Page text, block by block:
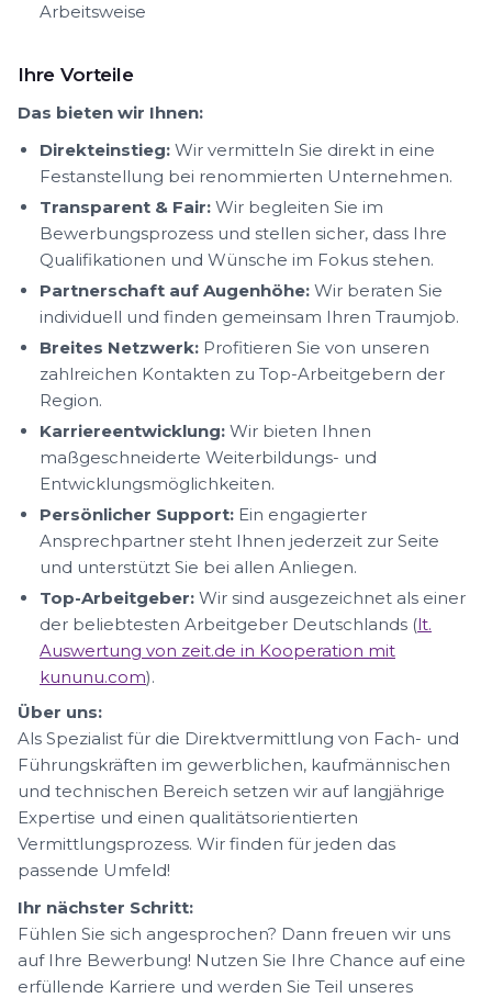
Arbeitsweise
Ihre Vorteile
Das bieten wir Ihnen:
Direkteinstieg: Wir vermitteln Sie direkt in eine
Festanstellung bei renommierten Unternehmen.
Transparent & Fair: Wir begleiten Sie im
Bewerbungsprozess und stellen sicher, dass Ihre
Qualifikationen und Wünsche im Fokus stehen.
Partnerschaft auf Augenhöhe: Wir beraten Sie
individuell und finden gemeinsam Ihren Traumjob.
Breites Netzwerk: Profitieren Sie von unseren
zahlreichen Kontakten zu Top-Arbeitgebern der
Region.
Karriereentwicklung: Wir bieten Ihnen
maßgeschneiderte Weiterbildungs- und
Entwicklungsmöglichkeiten.
Persönlicher Support: Ein engagierter
Ansprechpartner steht Ihnen jederzeit zur Seite
und unterstützt Sie bei allen Anliegen.
Top-Arbeitgeber: Wir sind ausgezeichnet als einer
der beliebtesten Arbeitgeber Deutschlands (lt.
Auswertung von zeit.de in Kooperation mit
kununu.com).
Über uns:
Als Spezialist für die Direktvermittlung von Fach- und
Führungskräften im gewerblichen, kaufmännischen
und technischen Bereich setzen wir auf langjährige
Expertise und einen qualitätsorientierten
Vermittlungsprozess. Wir finden für jeden das
passende Umfeld!
Ihr nächster Schritt:
Fühlen Sie sich angesprochen? Dann freuen wir uns
auf Ihre Bewerbung! Nutzen Sie Ihre Chance auf eine
erfüllende Karriere und werden Sie Teil unseres